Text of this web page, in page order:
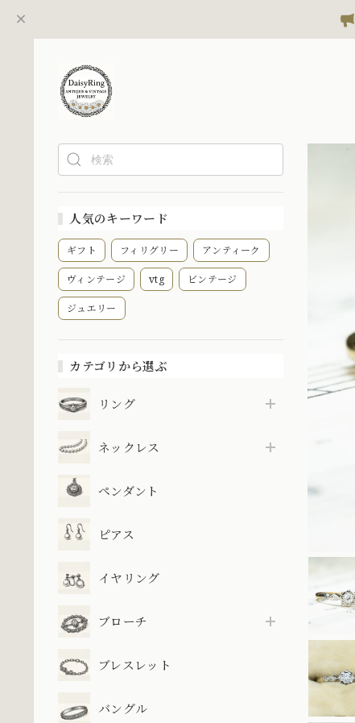
人気のキーワード
ギフト フィリグリー アンティーク
ヴィンテージ vtg ビンテージ
ジュエリー
カテゴリから選ぶ
リング
ネックレス
ペンダント
ピアス
イヤリング
ブローチ
ブレスレット
バングル